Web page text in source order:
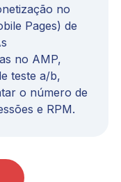
no
Pages) de
no AMP,
teste a/b,
o número de
e RPM.